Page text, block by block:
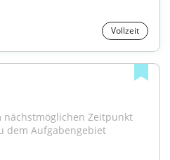
Vollzeit
nächstmöglichen Zeitpunkt
dem Aufgabengebiet